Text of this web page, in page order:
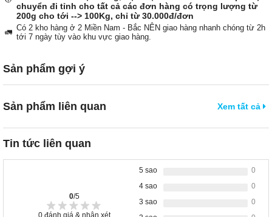
chuyển đi tỉnh cho tất cả các đơn hàng có trọng lượng từ
200g cho tới --> 100Kg, chỉ từ 30.000đ/đơn
🚛 Có 2 kho hàng ở 2 Miền Nam - Bắc NÊN giao hàng nhanh chóng từ 2h
tới 7 ngày tùy vào khu vực giao hàng.
Sản phẩm gợi ý
Sản phẩm liên quan Xem tất cả
Tin tức liên quan
0/5
0 đánh giá & nhận xét
5 sao
0
4 sao
0
3 sao
0